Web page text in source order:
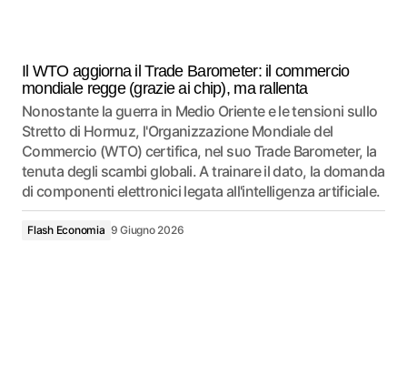
Il WTO aggiorna il Trade Barometer: il commercio
mondiale regge (grazie ai chip), ma rallenta
Nonostante la guerra in Medio Oriente e le tensioni sullo
Stretto di Hormuz, l'Organizzazione Mondiale del
Commercio (WTO) certifica, nel suo Trade Barometer, la
tenuta degli scambi globali. A trainare il dato, la domanda
di componenti elettronici legata all'intelligenza artificiale.
Flash Economia 9 Giugno 2026